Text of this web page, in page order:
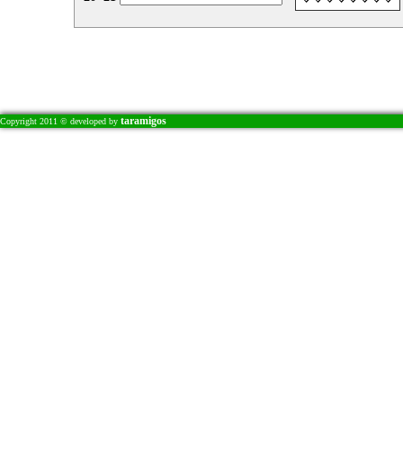
Copyright 2011 © developed by taramigos